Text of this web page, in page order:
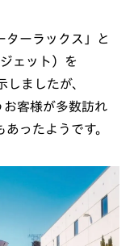
ターラックス」と
ェット）を
ましたが、
客様が多数訪れ
ったようです。